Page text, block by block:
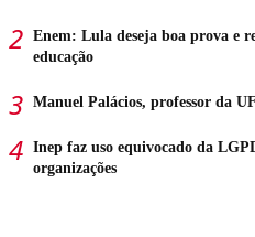
Enem: Lula deseja boa prova e
educação
Manuel Palácios, professor da
Inep faz uso equivocado da
organizações